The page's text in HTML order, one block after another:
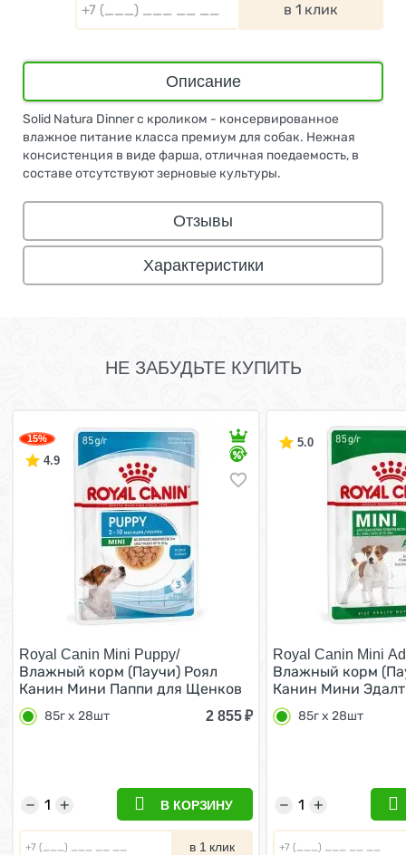
в 1 клик
Описание
Solid Natura Dinner с кроликом - консервированное
влажное питание класса премиум для собак. Нежная
консистенция в виде фарша, отличная поедаемость, в
составе отсутствуют зерновые культуры.
Отзывы
Характеристики
НЕ ЗАБУДЬТЕ КУПИТЬ
15%
4.9
Royal Canin Mini Puppy/
Влажный корм (Паучи) Роял
Канин Мини Паппи для Щенков
Мелких пород в возрасте от 2 до
10 месяцев (цена за упаковку)
85г х 28шт 2 855₽
+
− В КОРЗИНУ
в 1 клик
5.0
Royal Canin Mini
Влажный корм
Канин Мини
собак Мелких
кг в возрасте от
85г х 28шт
+
−